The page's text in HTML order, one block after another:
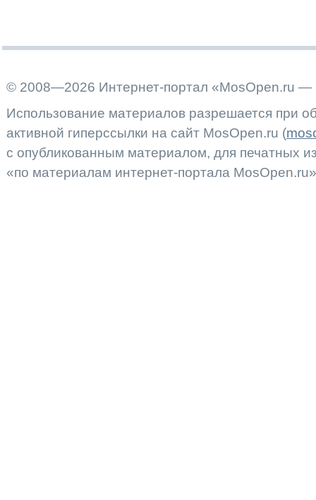
© 2008—2026 Интернет-портал «MosOpen.ru —
Использование материалов разрешается при
активной гиперссылки на сайт MosOpen.ru (
с опубликованным материалом, для печатных
«по материалам интернет-портала